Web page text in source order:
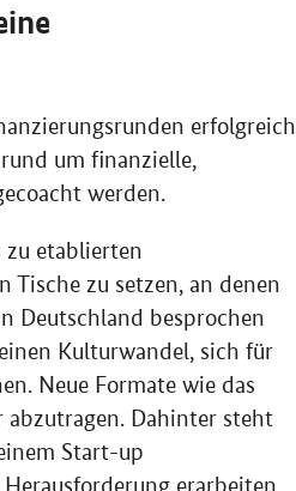
erfolgreich
um finanzielle,
werden.
zu etablierten
Tische zu setzen, an denen
Deutschland besprochen
Kulturwandel, sich für
Neue Formate wie das
abzutragen. Dahinter steht
Start-up
erarbeiten